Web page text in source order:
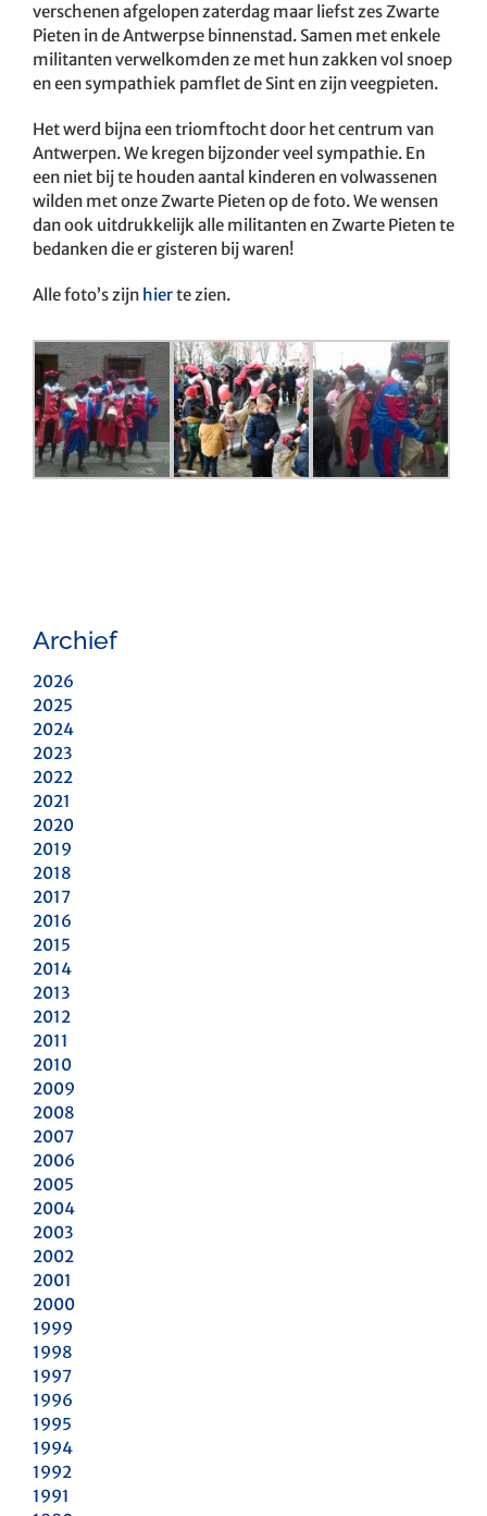
verschenen afgelopen zaterdag maar liefst zes Zwarte
Pieten in de Antwerpse binnenstad. Samen met enkele
militanten verwelkomden ze met hun zakken vol snoep
en een sympathiek pamflet de Sint en zijn veegpieten.
Het werd bijna een triomftocht door het centrum van
Antwerpen. We kregen bijzonder veel sympathie. En
een niet bij te houden aantal kinderen en volwassenen
wilden met onze Zwarte Pieten op de foto. We wensen
dan ook uitdrukkelijk alle militanten en Zwarte Pieten te
bedanken die er gisteren bij waren!
Alle foto’s zijn hierte zien.
Archief
2026
2025
2024
2023
2022
2021
2020
2019
2018
2017
2016
2015
2014
2013
2012
2011
2010
2009
2008
2007
2006
2005
2004
2003
2002
2001
2000
1999
1998
1997
1996
1995
1994
1992
1991